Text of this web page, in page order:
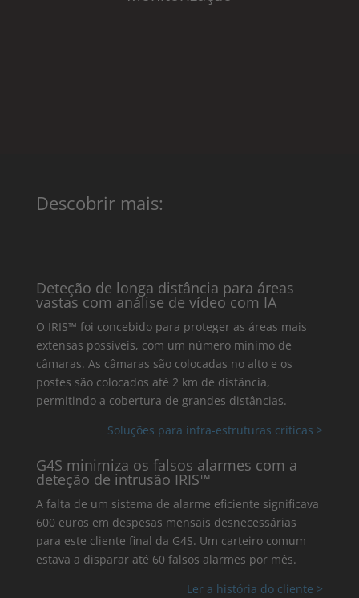
Descobrir mais:
Deteção de longa distância para áreas
vastas com análise de vídeo com IA
O IRIS™ foi concebido para proteger as áreas mais
extensas possíveis, com um número mínimo de
câmaras. As câmaras são colocadas no alto e os
postes são colocados até 2 km de distância,
permitindo a cobertura de grandes distâncias.
Soluções para infra-estruturas críticas >
G4S minimiza os falsos alarmes com a
deteção de intrusão IRIS™
A falta de um sistema de alarme eficiente significava
600 euros em despesas mensais desnecessárias
para este cliente final da G4S. Um carteiro comum
estava a disparar até 60 falsos alarmes por mês.
Ler a história do cliente >